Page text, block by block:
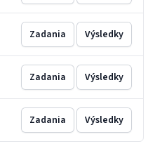
Zadania Výsledky
Zadania Výsledky
Zadania Výsledky